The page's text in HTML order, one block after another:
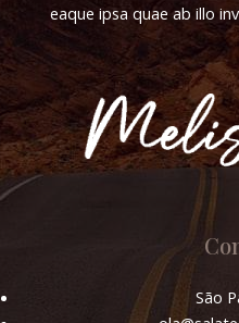
eaque ipsa quae ab illo
São